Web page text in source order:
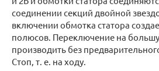
соединении секций двойной
включении обмотка статора
полюсов. Переключение на
производить без
Стоп, т. е. на ходу.